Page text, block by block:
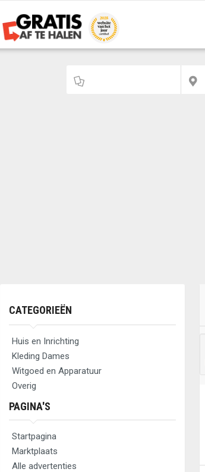
CATEGORIEËN
Huis en Inrichting
Kleding Dames
Witgoed en Apparatuur
Overig
PAGINA'S
Startpagina
Marktplaats
Alle advertenties